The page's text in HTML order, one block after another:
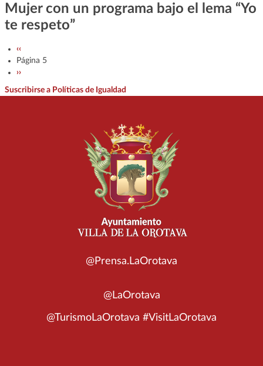
Mujer con un programa bajo el lema “Yo
te respeto”
Paginación
Página anterior
‹‹
Página 5
Siguiente página
››
Suscribirse a Políticas de Igualdad
@Prensa.LaOrotava
@LaOrotava
@TurismoLaOrotava #VisitLaOrotava